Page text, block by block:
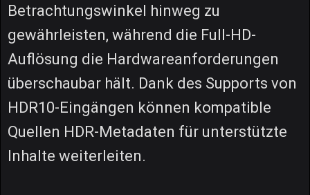
Betrachtungswinkel hinweg zu
gewährleisten, während die Full-HD-
Auflösung die Hardwareanforderungen
überschaubar hält. Dank des Supports von
HDR10-Eingängen können kompatible
Quellen HDR-Metadaten für unterstützte
Inhalte weiterleiten.